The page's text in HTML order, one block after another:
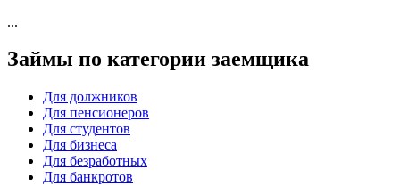
...
Займы по категории заемщика
Для должников
Для пенсионеров
Для студентов
Для бизнеса
Для безработных
Для банкротов